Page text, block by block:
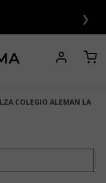
❯
COLEGIO ALEMAN LA